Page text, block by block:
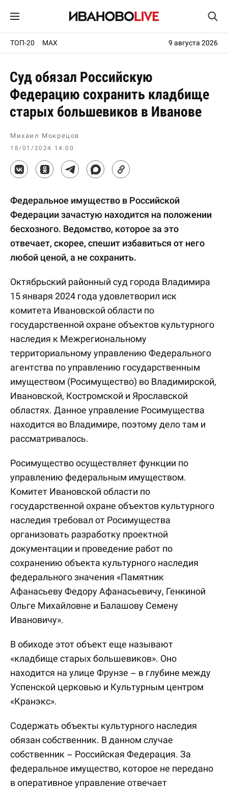
ТОП-20 MAX 9 августа 2026
Суд обязал Российскую
Федерацию сохранить кладбище
старых большевиков в Иванове
Михаил Мокрецов
18/01/2024 14:00
Федеральное имущество в Российской
Федерации зачастую находится на положении
бесхозного. Ведомство, которое за это
отвечает, скорее, спешит избавиться от него
любой ценой, а не сохранить.
Октябрьский районный суд города Владимира
15 января 2024 года удовлетворил иск
комитета Ивановской области по
государственной охране объектов культурного
наследия к Межрегиональному
территориальному управлению Федерального
агентства по управлению государственным
имуществом (Росимущество) во Владимирской,
Ивановской, Костромской и Ярославской
областях. Данное управление Росимущества
находится во Владимире, поэтому дело там и
рассматривалось.
Росимущество осуществляет функции по
управлению федеральным имуществом.
Комитет Ивановской области по
государственной охране объектов культурного
наследия требовал от Росимущества
организовать разработку проектной
документации и проведение работ по
сохранению объекта культурного наследия
федерального значения «Памятник
Афанасьеву Федору Афанасьевичу, Генкиной
Ольге Михайловне и Балашову Семену
Ивановичу».
В обиходе этот объект еще называют
«кладбище старых большевиков». Оно
находится на улице Фрунзе – в глубине между
Успенской церковью и Культурным центром
«Кранэкс».
Содержать объекты культурного наследия
обязан собственник. В данном случае
собственник – Российская Федерация. За
федеральное имущество, которое не передано
в оперативное управление отвечает